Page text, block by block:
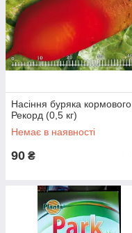
Насіння буряка кормового
Рекорд (0,5 кг)
Немає в наявності
90 ₴